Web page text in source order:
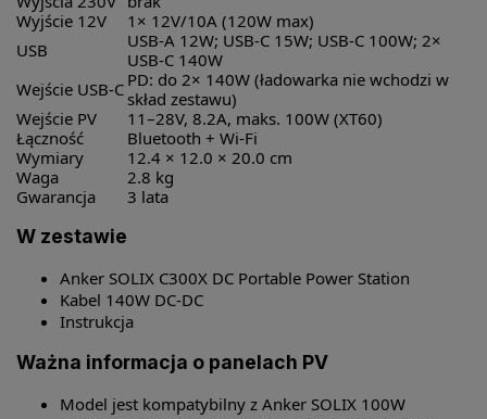
Wyjście 12V
1× 12V/10A (120W max)
USB
USB-A 12W; USB-C 15W; USB-C 100W; 2×
USB-C 140W
Wejście USB-C PD: do 2× 140W (ładowarka nie wchodzi w
skład zestawu)
Wejście PV
11–28V, 8.2A, maks. 100W (XT60)
Łączność
Bluetooth + Wi-Fi
Wymiary
12.4 × 12.0 × 20.0 cm
Waga
2.8 kg
Gwarancja
3 lata
W zestawie
Anker SOLIX C300X DC Portable Power Station
Kabel 140W DC-DC
Instrukcja
Ważna informacja o panelach PV
Model jest kompatybilny z Anker SOLIX 100W